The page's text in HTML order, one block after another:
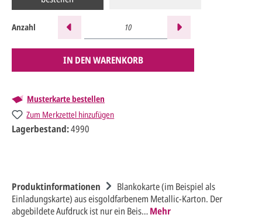
Anzahl
IN DEN WARENKORB
Musterkarte bestellen
Zum Merkzettel hinzufügen
Lagerbestand:4990
Produktinformationen
Blankokarte (im Beispiel als
Einladungskarte) aus eisgoldfarbenem Metallic-Karton. Der
abgebildete Aufdruck ist nur ein Beis…Mehr